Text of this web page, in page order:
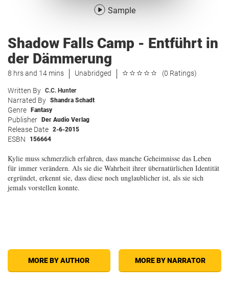
Sample
Shadow Falls Camp - Entführt in
der Dämmerung
8 hrs and 14 mins Unabridged (0 Ratings)
Written By C.C. Hunter
Narrated By Shandra Schadt
Genre Fantasy
Publisher Der Audio Verlag
Release Date 2-6-2015
ESBN 156664
Kylie muss schmerzlich erfahren, dass manche Geheimnisse das Leben
für immer verändern. Als sie die Wahrheit ihrer übernatürlichen Identität
ergründet, erkennt sie, dass diese noch unglaublicher ist, als sie sich
jemals vorstellen konnte.
MORE BY AUTHOR MORE BY NARRATOR